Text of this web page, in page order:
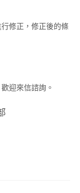
修正，修正後的條
迎來信諮詢。